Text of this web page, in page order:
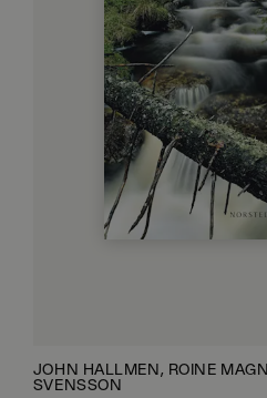
JOHN HALLMÉN, ROINE
SVENSSON